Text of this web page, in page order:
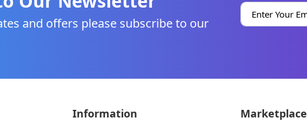
and offers please subscribe to our
Information Marketplace